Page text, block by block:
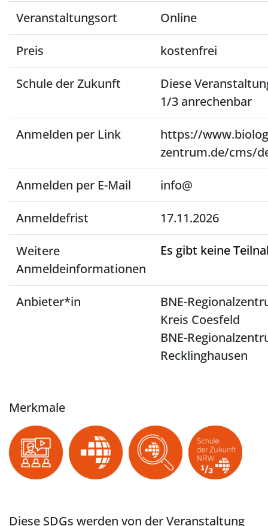
Veranstaltungsort Online
Preis kostenfrei
Schule der Zukunft
Diese
1/3 anrechenbar
Anmelden per Link
https://
zentrum.de/cms/
Anmelden per E-Mail info@
Anmeldefrist 17.11.2026
Weitere
Anmeldeinformationen
Es gibt keine
Anbieter*in
BNE-
Kreis Coesfeld
BNE-
Recklinghausen
Merkmale
Diese SDGs werden von der Veranstaltung